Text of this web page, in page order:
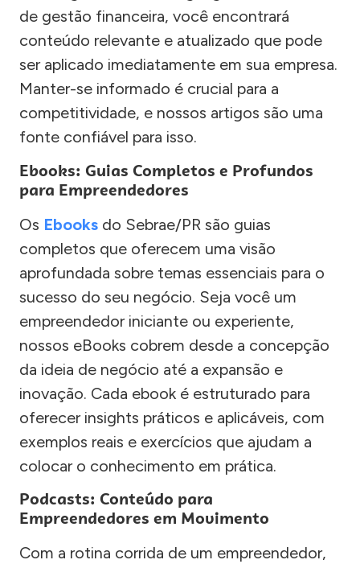
de gestão financeira, você encontrará
conteúdo relevante e atualizado que pode
ser aplicado imediatamente em sua empresa.
Manter-se informado é crucial para a
competitividade, e nossos artigos são uma
fonte confiável para isso.
Ebooks: Guias Completos e Profundos
para Empreendedores
Os Ebooks do Sebrae/PR são guias
completos que oferecem uma visão
aprofundada sobre temas essenciais para o
sucesso do seu negócio. Seja você um
empreendedor iniciante ou experiente,
nossos eBooks cobrem desde a concepção
da ideia de negócio até a expansão e
inovação. Cada ebook é estruturado para
oferecer insights práticos e aplicáveis, com
exemplos reais e exercícios que ajudam a
colocar o conhecimento em prática.
Podcasts: Conteúdo para
Empreendedores em Movimento
Com a rotina corrida de um empreendedor,